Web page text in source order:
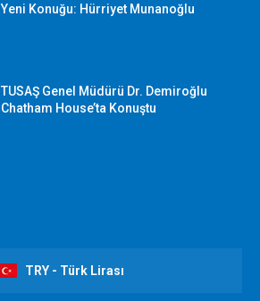
Yeni Konuğu: Hürriyet Munanoğlu
TUSAŞ Genel Müdürü Dr. Demiroğlu
Chatham House’ta Konuştu
TRY - Türk Lirası